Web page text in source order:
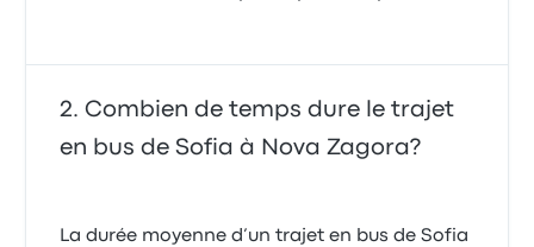
Combien de temps dure le trajet
en bus de Sofia à Nova Zagora?
La durée moyenne d’un trajet en bus de Sofia